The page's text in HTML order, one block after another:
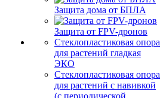
Защита дома от БПЛА
Защита от FPV-дронов
Стеклопластиковая опора
для растений гладкая
ЭКО
Стеклопластиковая опора
для растений с навивкой
(с периодической